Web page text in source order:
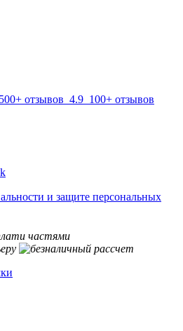
отзывов 4.9 100+ отзывов
и защите персональных